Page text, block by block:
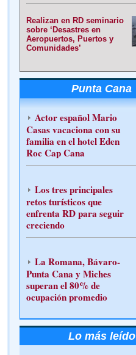
Realizan en RD seminario
sobre ‘Desastres en
Aeropuertos, Puertos y
Comunidades’
Punta Cana
Actor español Mario
Casas vacaciona con su
familia en el hotel Eden
Roc Cap Cana
Los tres principales
retos turísticos que
enfrenta RD para seguir
creciendo
La Romana, Bávaro-
Punta Cana y Miches
superan el 80% de
ocupación promedio
Lo más leído